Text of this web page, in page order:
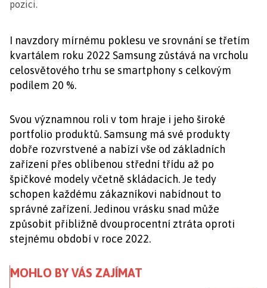
pozici.
I navzdory mírnému poklesu ve srovnání se třetím
kvartálem roku 2022 Samsung zůstává na vrcholu
celosvětového trhu se smartphony s celkovým
podílem 20 %.
Svou významnou roli v tom hraje i jeho široké
portfolio produktů. Samsung má své produkty
dobře rozvrstvené a nabízí vše od základních
zařízení přes oblíbenou střední třídu až po
špičkové modely včetně skládacích. Je tedy
schopen každému zákazníkovi nabídnout to
správné zařízení. Jedinou vrásku snad může
způsobit přibližně dvouprocentní ztráta oproti
stejnému období v roce 2022.
MOHLO BY VÁS ZAJÍMAT